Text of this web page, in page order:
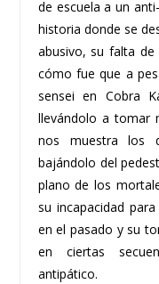
de escuela a un
historia donde se
abusivo, su falta
cómo fue que a
sensei en Cobra
llevándolo a tomar
nos muestra los
bajándolo del
plano de los
su incapacidad
en el pasado y su
en ciertas
antipático.